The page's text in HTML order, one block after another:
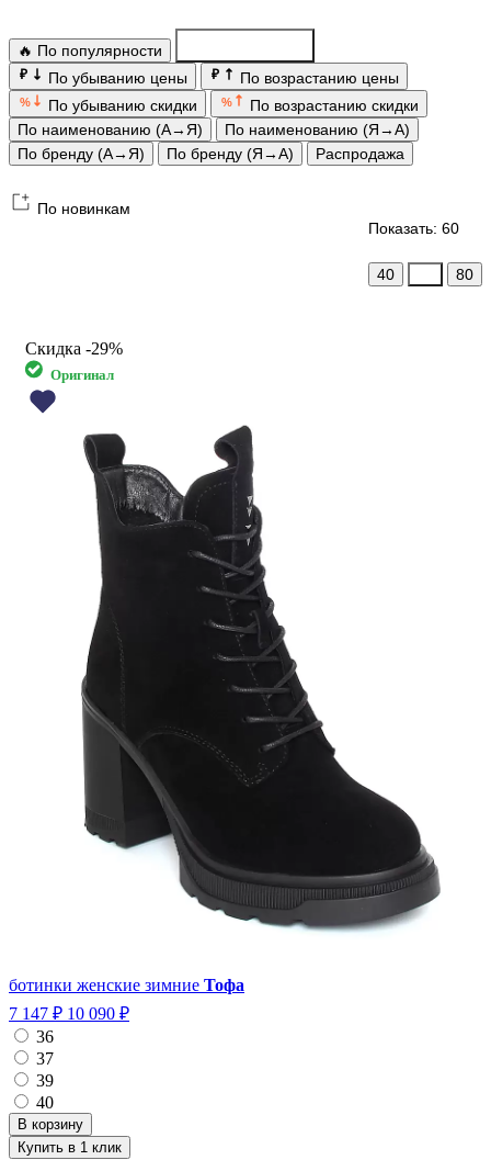
🔥 По популярности
₽ По убыванию цены ₽ По возрастанию цены
% По убыванию скидки %
По возрастанию скидки
По наименованию (А→Я)
По наименованию (Я→А)
По бренду (А→Я)
По бренду (Я→А) Распродажа
По новинкам
Показать: 60
40 80
Скидка -29%
Оригинал
ботинки женские зимние Тофа
7 147 ₽ 10 090 ₽
36
37
39
40
Купить в 1 клик